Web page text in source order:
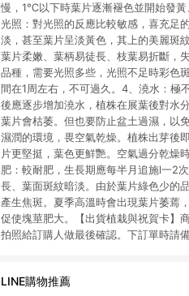
慢，1℃以下時葉片逐漸褪色並開始發
光照：對光照的反應比較敏感，喜充足
淡，甚至葉片呈淡黃色，其上的美麗斑
葉片柔嫩、葉柄易徒長、枝葉易折斷，
品種，需要光照多些，光照不足時彩色
間在1周左右，不可過久。4、澆水：極
後應逐步增加澆水，植株在展葉後對水
葉片會枯萎。但也要防止盆土過濕，以
濕潤的環境，畏空氣乾燥。植株出芽後
片更堅挺，葉色更鮮艷。空氣過分乾燥
肥：較耐肥，生長期應每半月追施l一2
長、葉面斑紋暗淡。由於葉片綠色少的
產生焦斑。夏季高溫時會出現葉片萎蔫
促使塊莖肥大。【出貨植栽與祝賀卡】
拍照給訂購人做最後確認。下訂單時請
LINE購物推薦